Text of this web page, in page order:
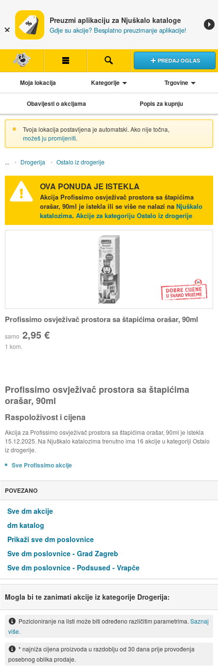
Preuzmi aplikaciju za Njuškalo kataloge
Gdje su akcije? Besplatno preuzimanje aplikacije!
PREDAJ OGLAS
Moja lokacija Kategorije Trgovine
Obavijesti o akcijama Popis za kupnju
Tvoja lokacija postavljena je automatski. Ako nije točna,
možeš ju promijeniti.
Drogerija Ostalo iz drogerije
OVA PONUDA JE ISTEKLA
Akcija Profissimo osvježivač prostora sa štapićima
orašar, 90ml je istekla ili se više ne nalazi na Njuškalo
katalozima. Akcije za kategoriju Ostalo iz drogerije
Profissimo osvježivač prostora sa štapićima orašar, 90ml
samo 2,95 €
1 kom.
Profissimo osvježivač prostora sa štapićima
orašar, 90ml
Raspoloživost i cijena
Akcija za Profissimo osvježivač prostora sa štapićima orašar, 90ml je istekla
15.12.2025. Na Njuškalo katalozima trenutno ima 16 akcije u kategoriji Ostalo
iz drogerije.
Sve Profissimo akcije
POVEZANO
Sve dm akcije
dm katalog
Prikaži sve dm poslovnice
Sve dm poslovnice - Grad Zagreb
Sve dm poslovnice - Podsused - Vrapče
Mogla bi te zanimati akcije iz kategorije Drogerija:
Pozicioniranje na listi može biti određeno različitim parametrima. Saznaj
više.
* najniža cijena proizvoda u razdoblju od 30 dana prije provođenja
posebnog oblika prodaje.